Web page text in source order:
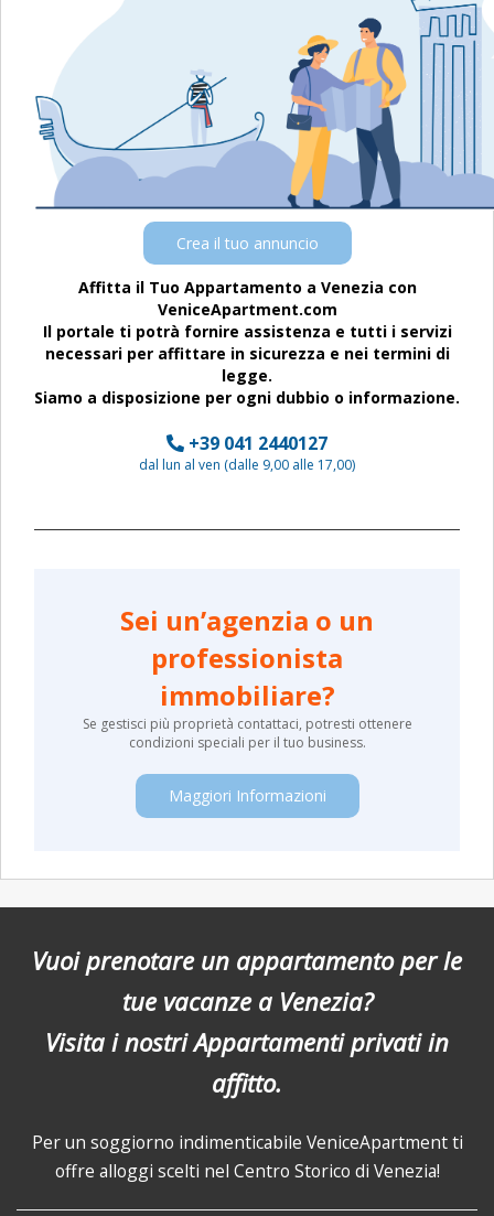
Crea il tuo annuncio
Affitta il Tuo Appartamento a Venezia con
VeniceApartment.com
Il portale ti potrà fornire assistenza e tutti i servizi
necessari per affittare in sicurezza e nei termini di
legge.
Siamo a disposizione per ogni dubbio o informazione.
+39 041 2440127
dal lun al ven (dalle 9,00 alle 17,00)
Sei un’agenzia o un
professionista
immobiliare?
Se gestisci più proprietà contattaci, potresti ottenere
condizioni speciali per il tuo business.
Maggiori Informazioni
Vuoi prenotare un appartamento per le
tue vacanze a Venezia?
Visita i nostri Appartamenti privati in
affitto.
Per un soggiorno indimenticabile VeniceApartment ti
offre alloggi scelti nel Centro Storico di Venezia!